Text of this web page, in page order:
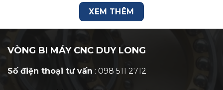
XEM THÊM
VÒNG BI MÁY CNC DUY LONG
Số điện thoại tư vấn : 098 511 2712